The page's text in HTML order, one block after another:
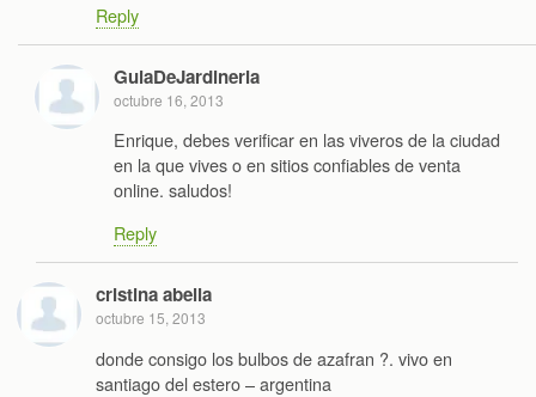
Reply
GuiaDeJardineria
octubre 16, 2013
Enrique, debes verificar en las viveros de la ciudad
en la que vives o en sitios confiables de venta
online. saludos!
Reply
cristina abella
octubre 15, 2013
donde consigo los bulbos de azafran ?. vivo en
santiago del estero – argentina